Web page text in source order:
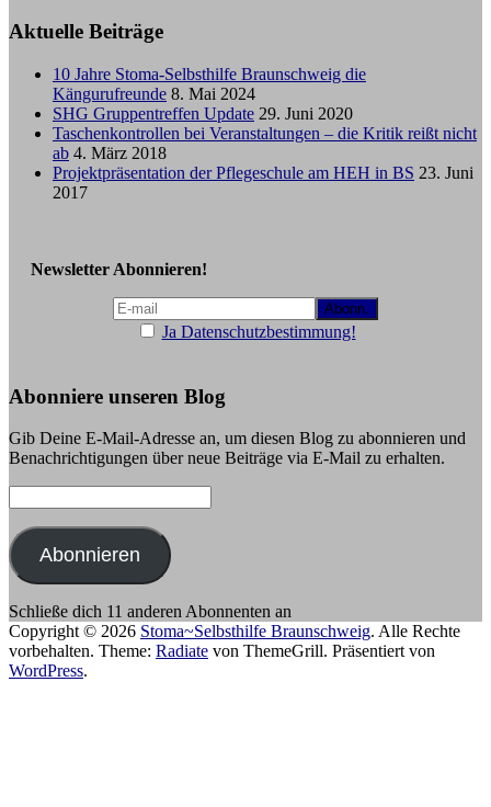
Aktuelle Beiträge
10 Jahre Stoma-Selbsthilfe Braunschweig die
Kängurufreunde 8. Mai 2024
SHG Gruppentreffen Update 29. Juni 2020
Taschenkontrollen bei Veranstaltungen – die Kritik reißt nicht
ab 4. März 2018
Projektpräsentation der Pflegeschule am HEH in BS 23. Juni
2017
Newsletter Abonnieren!
Ja Datenschutzbestimmung!
Abonniere unseren Blog
Gib Deine E-Mail-Adresse an, um diesen Blog zu abonnieren und
Benachrichtigungen über neue Beiträge via E-Mail zu erhalten.
Mail-
Adresse:
Abonnieren
Schließe dich 11 anderen Abonnenten an
Copyright © 2026 Stoma~Selbsthilfe Braunschweig. Alle Rechte
vorbehalten. Theme: Radiate von ThemeGrill. Präsentiert von
WordPress.